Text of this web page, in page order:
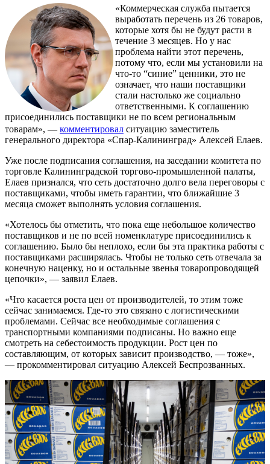
«Коммерческая служба пытается
выработать перечень из 26 товаров,
которые хотя бы не будут расти в
течение 3 месяцев. Но у нас
проблема найти этот перечень,
потому что, если мы установили на
что-то “синие” ценники, это не
означает, что наши поставщики
стали настолько же социально
ответственными. К соглашению
присоединились поставщики не по всем региональным
товарам», — комментировал ситуацию заместитель
генерального директора «Спар-Калининград» Алексей Елаев.
Уже после подписания соглашения, на заседании комитета по
торговле Калининградской торгово-промышленной палаты,
Елаев признался, что сеть достаточно долго вела переговоры с
поставщиками, чтобы иметь гарантии, что ближайшие 3
месяца сможет выполнять условия соглашения.
«Хотелось бы отметить, что пока еще небольшое количество
поставщиков и не по всей номенклатуре присоединились к
соглашению. Было бы неплохо, если бы эта практика работы с
поставщиками расширялась. Чтобы не только сеть отвечала за
конечную наценку, но и остальные звенья товаропроводящей
цепочки», — заявил Елаев.
«Что касается роста цен от производителей, то этим тоже
сейчас занимаемся. Где-то это связано с логистическими
проблемами. Сейчас все необходимые соглашения с
транспортными компаниями подписаны. Но важно еще
смотреть на себестоимость продукции. Рост цен по
составляющим, от которых зависит производство, — тоже»,
— прокомментировал ситуацию Алексей Беспрозванных.